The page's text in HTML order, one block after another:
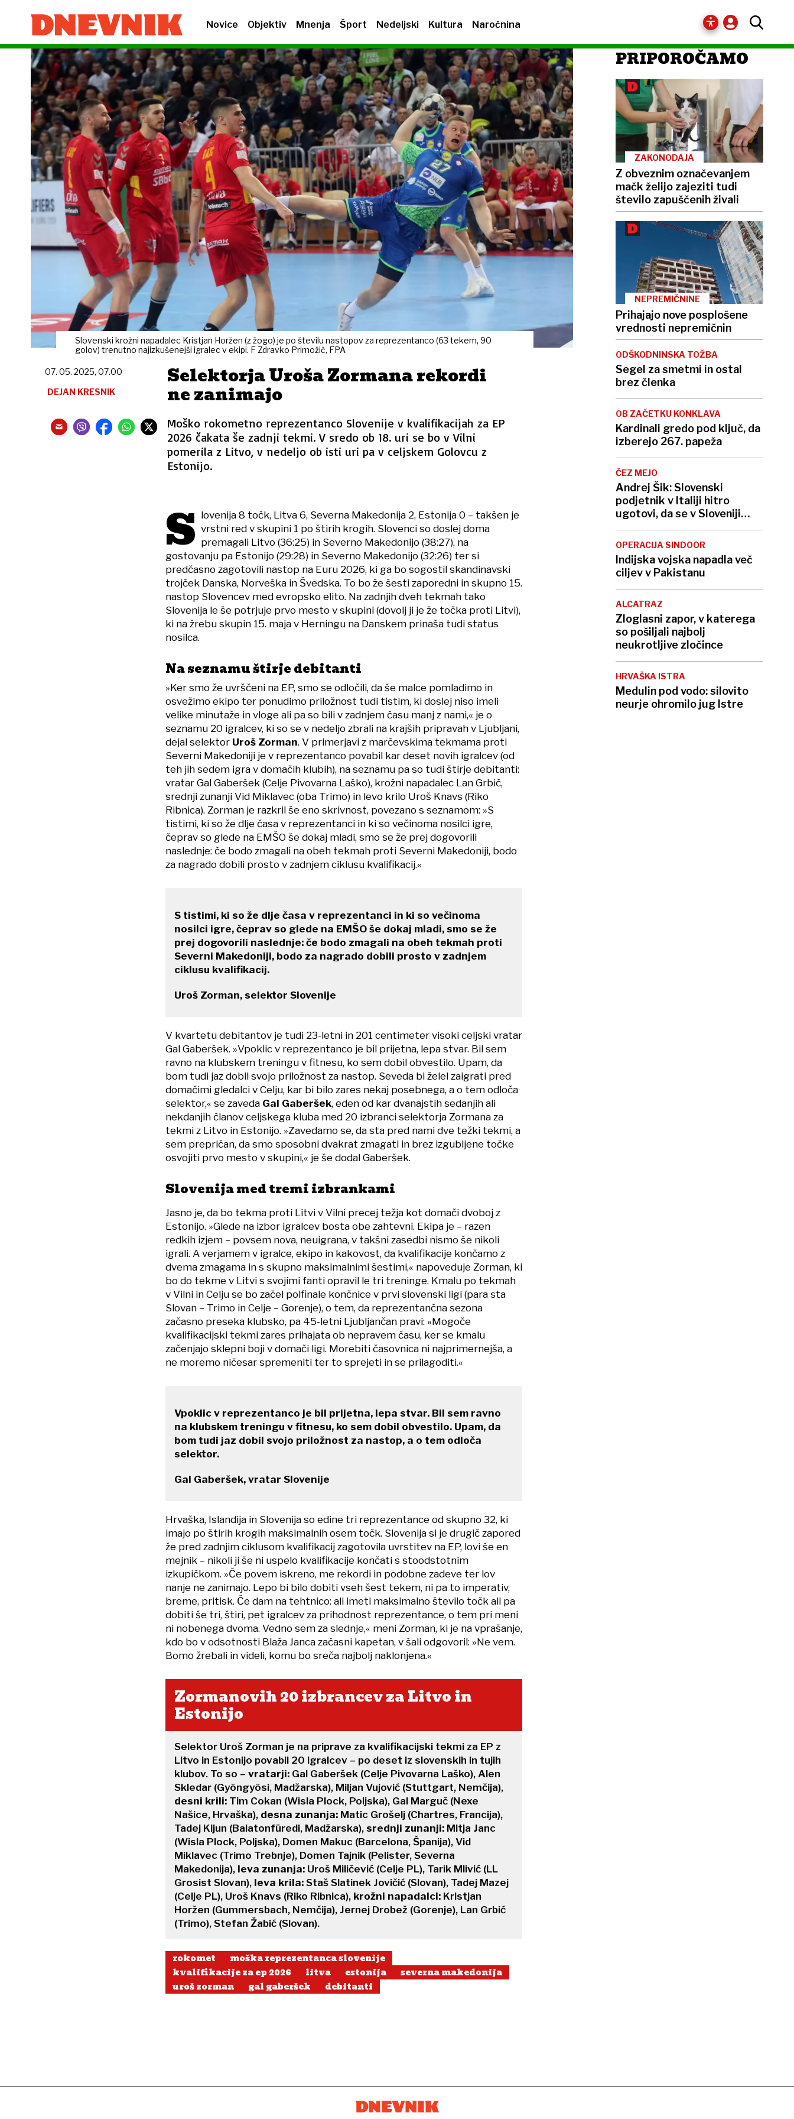
Novice Objektiv Mnenja Šport Nedeljski Kultura Naročnina
Slovenski krožni napadalec Kristjan Horžen (z žogo) je po številu nastopov za reprezentanco (63 tekem, 90
golov) trenutno najizkušenejši igralec v ekipi. F Zdravko Primožič, FPA
Selektorja Uroša Zormana rekordi
ne zanimajo
Moško rokometno reprezentanco Slovenije v kvalifikacijah za EP
2026 čakata še zadnji tekmi. V sredo ob 18. uri se bo v Vilni
pomerila z Litvo, v nedeljo ob isti uri pa v celjskem Golovcu z
Estonijo.
07. 05. 2025, 07.00
DEJAN KRESNIK
S lovenija 8 točk, Litva 6, Severna Makedonija 2, Estonija 0 – takšen je
vrstni red v skupini 1 po štirih krogih. Slovenci so doslej doma
premagali Litvo (36:25) in Severno Makedonijo (38:27), na
gostovanju pa Estonijo (29:28) in Severno Makedonijo (32:26) ter si
predčasno zagotovili nastop na Euru 2026, ki ga bo sogostil skandinavski
trojček Danska, Norveška in Švedska. To bo že šesti zaporedni in skupno 15.
nastop Slovencev med evropsko elito. Na zadnjih dveh tekmah tako
Slovenija le še potrjuje prvo mesto v skupini (dovolj ji je že točka proti Litvi),
ki na žrebu skupin 15. maja v Herningu na Danskem prinaša tudi status
nosilca.
Na seznamu štirje debitanti
»Ker smo že uvrščeni na EP, smo se odločili, da še malce pomladimo in
osvežimo ekipo ter ponudimo priložnost tudi tistim, ki doslej niso imeli
velike minutaže in vloge ali pa so bili v zadnjem času manj z nami,« je o
seznamu 20 igralcev, ki so se v nedeljo zbrali na krajših pripravah v Ljubljani,
dejal selektor Uroš Zorman. V primerjavi z marčevskima tekmama proti
Severni Makedoniji je v reprezentanco povabil kar deset novih igralcev (od
teh jih sedem igra v domačih klubih), na seznamu pa so tudi štirje debitanti:
vratar Gal Gaberšek (Celje Pivovarna Laško), krožni napadalec Lan Grbić,
srednji zunanji Vid Miklavec (oba Trimo) in levo krilo Uroš Knavs (Riko
Ribnica). Zorman je razkril še eno skrivnost, povezano s seznamom: »S
tistimi, ki so že dlje časa v reprezentanci in ki so večinoma nosilci igre,
čeprav so glede na EMŠO še dokaj mladi, smo se že prej dogovorili
naslednje: če bodo zmagali na obeh tekmah proti Severni Makedoniji, bodo
za nagrado dobili prosto v zadnjem ciklusu kvalifikacij.«
S tistimi, ki so že dlje časa v reprezentanci in ki so večinoma
nosilci igre, čeprav so glede na EMŠO še dokaj mladi, smo se že
prej dogovorili naslednje: če bodo zmagali na obeh tekmah proti
Severni Makedoniji, bodo za nagrado dobili prosto v zadnjem
ciklusu kvalifikacij.
Uroš Zorman, selektor Slovenije
V kvartetu debitantov je tudi 23-letni in 201 centimeter visoki celjski vratar
Gal Gaberšek. »Vpoklic v reprezentanco je bil prijetna, lepa stvar. Bil sem
ravno na klubskem treningu v fitnesu, ko sem dobil obvestilo. Upam, da
bom tudi jaz dobil svojo priložnost za nastop. Seveda bi želel zaigrati pred
domačimi gledalci v Celju, kar bi bilo zares nekaj posebnega, a o tem odloča
selektor,« se zaveda Gal Gaberšek, eden od kar dvanajstih sedanjih ali
nekdanjih članov celjskega kluba med 20 izbranci selektorja Zormana za
tekmi z Litvo in Estonijo. »Zavedamo se, da sta pred nami dve težki tekmi, a
sem prepričan, da smo sposobni dvakrat zmagati in brez izgubljene točke
osvojiti prvo mesto v skupini,« je še dodal Gaberšek.
Slovenija med tremi izbrankami
Jasno je, da bo tekma proti Litvi v Vilni precej težja kot domači dvoboj z
Estonijo. »Glede na izbor igralcev bosta obe zahtevni. Ekipa je – razen
redkih izjem – povsem nova, neuigrana, v takšni zasedbi nismo še nikoli
igrali. A verjamem v igralce, ekipo in kakovost, da kvalifikacije končamo z
dvema zmagama in s skupno maksimalnimi šestimi,« napoveduje Zorman, ki
bo do tekme v Litvi s svojimi fanti opravil le tri treninge. Kmalu po tekmah
v Vilni in Celju se bo začel polfinale končnice v prvi slovenski ligi (para sta
Slovan – Trimo in Celje – Gorenje), o tem, da reprezentančna sezona
začasno preseka klubsko, pa 45-letni Ljubljančan pravi: »Mogoče
kvalifikacijski tekmi zares prihajata ob nepravem času, ker se kmalu
začenjajo sklepni boji v domači ligi. Morebiti časovnica ni najprimernejša, a
ne moremo ničesar spremeniti ter to sprejeti in se prilagoditi.«
Vpoklic v reprezentanco je bil prijetna, lepa stvar. Bil sem ravno
na klubskem treningu v fitnesu, ko sem dobil obvestilo. Upam, da
bom tudi jaz dobil svojo priložnost za nastop, a o tem odloča
selektor.
Gal Gaberšek, vratar Slovenije
Hrvaška, Islandija in Slovenija so edine tri reprezentance od skupno 32, ki
imajo po štirih krogih maksimalnih osem točk. Slovenija si je drugič zapored
že pred zadnjim ciklusom kvalifikacij zagotovila uvrstitev na EP, lovi še en
mejnik – nikoli ji še ni uspelo kvalifikacije končati s stoodstotnim
izkupičkom. »Če povem iskreno, me rekordi in podobne zadeve ter lov
nanje ne zanimajo. Lepo bi bilo dobiti vseh šest tekem, ni pa to imperativ,
breme, pritisk. Če dam na tehtnico: ali imeti maksimalno število točk ali pa
dobiti še tri, štiri, pet igralcev za prihodnost reprezentance, o tem pri meni
ni nobenega dvoma. Vedno sem za slednje,« meni Zorman, ki je na vprašanje,
kdo bo v odsotnosti Blaža Janca začasni kapetan, v šali odgovoril: »Ne vem.
Bomo žrebali in videli, komu bo sreča najbolj naklonjena.«
Zormanovih 20 izbrancev za Litvo in
Estonijo
Selektor Uroš Zorman je na priprave za kvalifikacijski tekmi za EP z
Litvo in Estonijo povabil 20 igralcev – po deset iz slovenskih in tujih
klubov. To so – vratarji: Gal Gaberšek (Celje Pivovarna Laško), Alen
Skledar (Gyöngyösi, Madžarska), Miljan Vujović (Stuttgart, Nemčija),
desni krili: Tim Cokan (Wisla Plock, Poljska), Gal Marguč (Nexe
Našice, Hrvaška), desna zunanja: Matic Grošelj (Chartres, Francija),
Tadej Kljun (Balatonfüredi, Madžarska), srednji zunanji: Mitja Janc
(Wisla Plock, Poljska), Domen Makuc (Barcelona, Španija), Vid
Miklavec (Trimo Trebnje), Domen Tajnik (Pelister, Severna
Makedonija), leva zunanja: Uroš Miličević (Celje PL), Tarik Mlivić (LL
Grosist Slovan), leva krila: Staš Slatinek Jovičić (Slovan), Tadej Mazej
(Celje PL), Uroš Knavs (Riko Ribnica), krožni napadalci: Kristjan
Horžen (Gummersbach, Nemčija), Jernej Drobež (Gorenje), Lan Grbić
(Trimo), Stefan Žabić (Slovan).
rokomet
moška reprezentanca slovenije
kvalifikacije za ep 2026
litva estonija
severna makedonija
uroš zorman
gal gaberšek debitanti
PRIPOROČAMO
ZAKONODAJA
Z obveznim označevanjem
mačk želijo zajeziti tudi
število zapuščenih živali
NEPREMIČNINE
Prihajajo nove posplošene
vrednosti nepremičnin
ODŠKODNINSKA TOŽBA
Segel za smetmi in ostal
brez členka
OB ZAČETKU KONKLAVA
Kardinali gredo pod ključ, da
izberejo 267. papeža
ČEZ MEJO
Andrej Šik: Slovenski
podjetnik v Italiji hitro
ugotovi, da se v Sloveniji
nima tako slabo
OPERACIJA SINDOOR
Indijska vojska napadla več
ciljev v Pakistanu
ALCATRAZ
Zloglasni zapor, v katerega
so pošiljali najbolj
neukrotljive zločince
HRVAŠKA ISTRA
Medulin pod vodo: silovito
neurje ohromilo jug Istre